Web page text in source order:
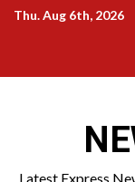
SkipThu. Aug 6th, 2026
Latest Express